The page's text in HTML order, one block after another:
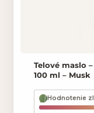
Telové maslo
100 ml – Musk
Hodnotenie